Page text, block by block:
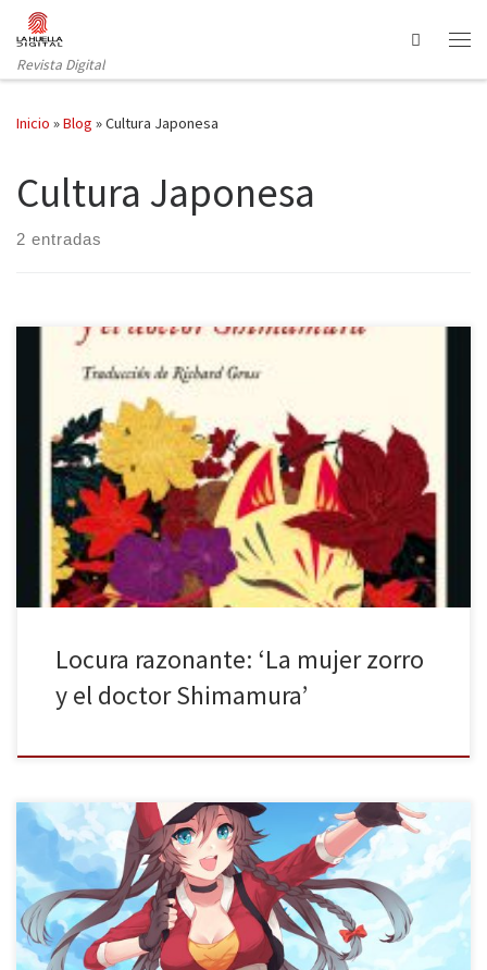
Saltar al contenido
Revista Digital
Search
Inicio »Blog »Cultura Japonesa
Cultura Japonesa
2 entradas
«En Berlín no reinaba más que la razón». Es verano de 1891,
periodo Meiji. El doctor Shimamura Sunichi se encuentra de
expedición en el Japón remoto, donde, se dice, existen
poblados en las montañas en los que algunas mujeres han sido
poseídas por espíritus de zorros. Escéptico, Shimamura se […]
Locura razonante: ‘La mujer zorro
y el doctor Shimamura’
Uno de los mayores eventos relacionados con el manga y la
cultura japonesa está a punto de aterrizar en Madrid. Por segunda
vez consecutiva, el recinto ferial Ifema acogerá a los miles de
aficionados de este mundillo cada vez más y más popular,